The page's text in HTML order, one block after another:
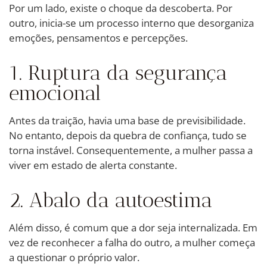
Por um lado, existe o choque da descoberta. Por
outro, inicia-se um processo interno que desorganiza
emoções, pensamentos e percepções.
1. Ruptura da segurança
emocional
Antes da traição, havia uma base de previsibilidade.
No entanto, depois da quebra de confiança, tudo se
torna instável. Consequentemente, a mulher passa a
viver em estado de alerta constante.
2. Abalo da autoestima
Além disso, é comum que a dor seja internalizada. Em
vez de reconhecer a falha do outro, a mulher começa
a questionar o próprio valor.